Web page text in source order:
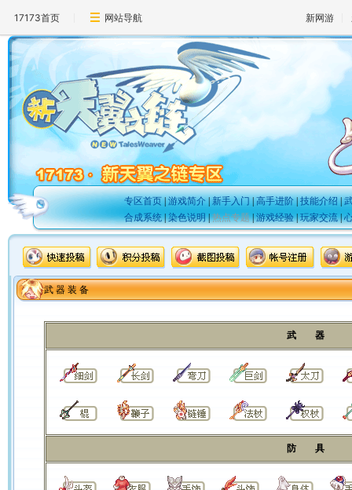
17173首页 网站导航 新网游
专区首页|游戏简介|新手入门|高手进阶|技能介绍|
合成系统|染色说明|热点专题|游戏经验|玩家交流|
武 器 装 备
武 器
防 具